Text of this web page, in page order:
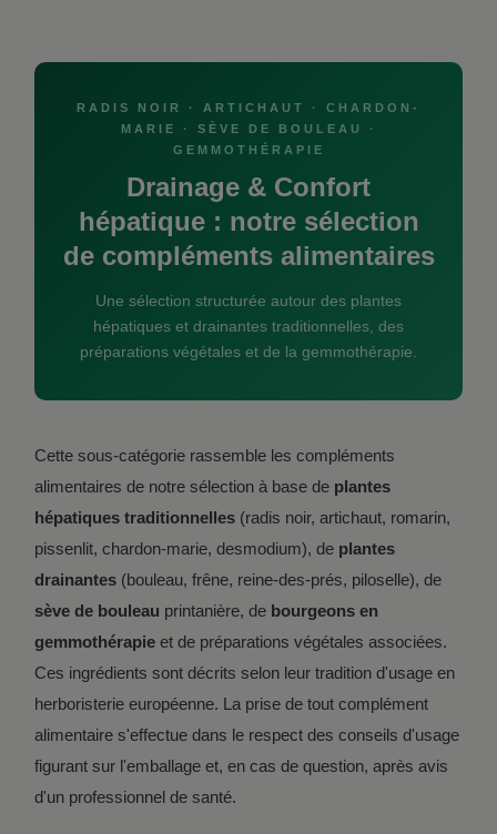
RADIS NOIR · ARTICHAUT · CHARDON-
MARIE · SÈVE DE BOULEAU ·
GEMMOTHÉRAPIE
Drainage & Confort
hépatique : notre sélection
de compléments alimentaires
Une sélection structurée autour des plantes
hépatiques et drainantes traditionnelles, des
préparations végétales et de la gemmothérapie.
Cette sous-catégorie rassemble les compléments
alimentaires de notre sélection à base de plantes
hépatiques traditionnelles (radis noir, artichaut, romarin,
pissenlit, chardon-marie, desmodium), de plantes
drainantes (bouleau, frêne, reine-des-prés, piloselle), de
sève de bouleau printanière, de bourgeons en
gemmothérapie et de préparations végétales associées.
Ces ingrédients sont décrits selon leur tradition d'usage en
herboristerie européenne. La prise de tout complément
alimentaire s'effectue dans le respect des conseils d'usage
figurant sur l'emballage et, en cas de question, après avis
d'un professionnel de santé.